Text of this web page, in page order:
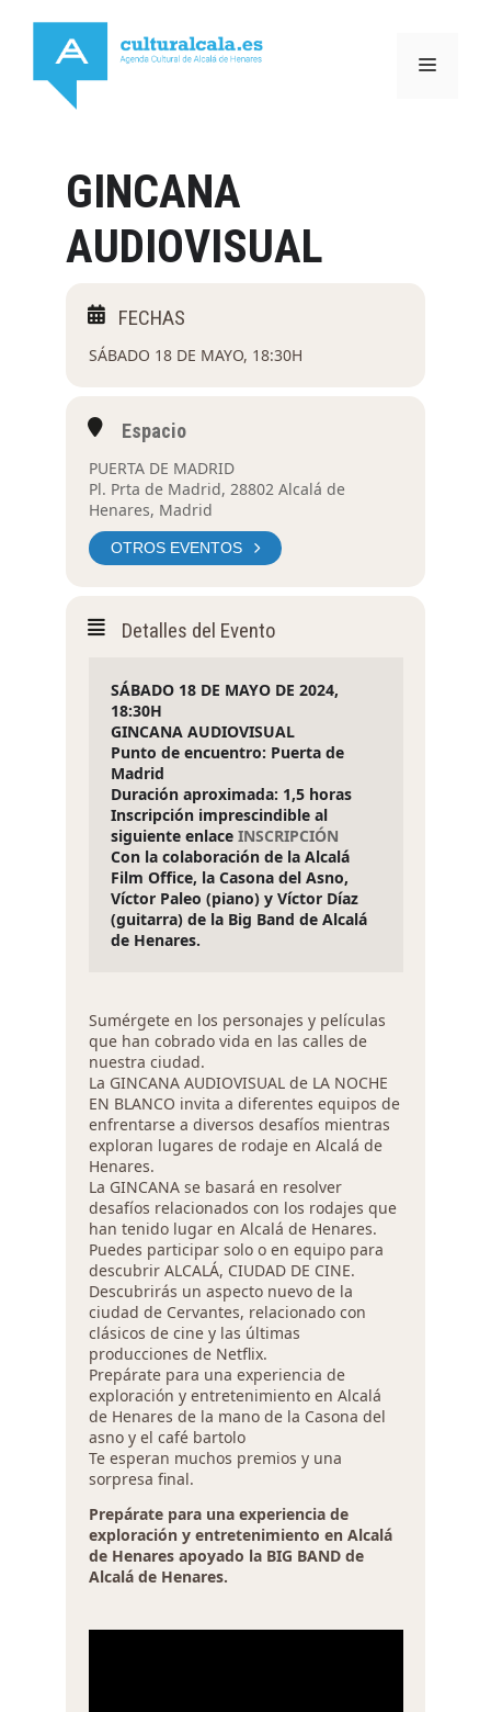
contenido
MENÚ
GINCANA
AUDIOVISUAL
SÁBADO 18 DE MAYO, 18:30H
Espacio
PUERTA DE MADRID
Pl. Prta de Madrid, 28802 Alcalá de
Henares, Madrid
OTROS EVENTOS
Detalles del Evento
SÁBADO 18 DE MAYO DE 2024,
18:30H
GINCANA AUDIOVISUAL
Punto de encuentro: Puerta de
Madrid
Duración aproximada: 1,5 horas
Inscripción imprescindible al
siguiente enlace INSCRIPCIÓN
Con la colaboración de la Alcalá
Film Office, la Casona del Asno,
Víctor Paleo (piano) y Víctor Díaz
(guitarra) de la Big Band de Alcalá
de Henares.
Sumérgete en los personajes y películas
que han cobrado vida en las calles de
nuestra ciudad.
La GINCANA AUDIOVISUAL de LA NOCHE
EN BLANCO invita a diferentes equipos de
enfrentarse a diversos desafíos mientras
exploran lugares de rodaje en Alcalá de
Henares.
La GINCANA se basará en resolver
desafíos relacionados con los rodajes que
han tenido lugar en Alcalá de Henares.
Puedes participar solo o en equipo para
descubrir ALCALÁ, CIUDAD DE CINE.
Descubrirás un aspecto nuevo de la
ciudad de Cervantes, relacionado con
clásicos de cine y las últimas
producciones de Netflix.
Prepárate para una experiencia de
exploración y entretenimiento en Alcalá
de Henares de la mano de la Casona del
asno y el café bartolo
Te esperan muchos premios y una
sorpresa final.
Prepárate para una experiencia de
exploración y entretenimiento en Alcalá
de Henares apoyado la BIG BAND de
Alcalá de Henares.